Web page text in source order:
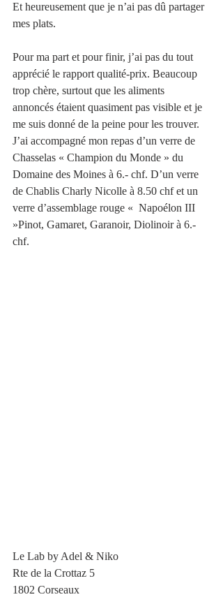
Et heureusement que je n’ai pas dû partager
mes plats.
Pour ma part et pour finir, j’ai pas du tout
apprécié le rapport qualité-prix. Beaucoup
trop chère, surtout que les aliments
annoncés étaient quasiment pas visible et je
me suis donné de la peine pour les trouver.
J’ai accompagné mon repas d’un verre de
Chasselas « Champion du Monde » du
Domaine des Moines à 6.- chf. D’un verre
de Chablis Charly Nicolle à 8.50 chf et un
verre d’assemblage rouge «  Napoélon III
»Pinot, Gamaret, Garanoir, Diolinoir à 6.-
chf.
Le Lab by Adel & Niko
Rte de la Crottaz 5
1802 Corseaux